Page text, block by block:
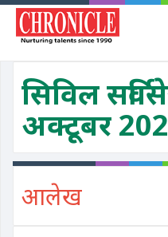
सिविल
अक्टूबर
आलेख